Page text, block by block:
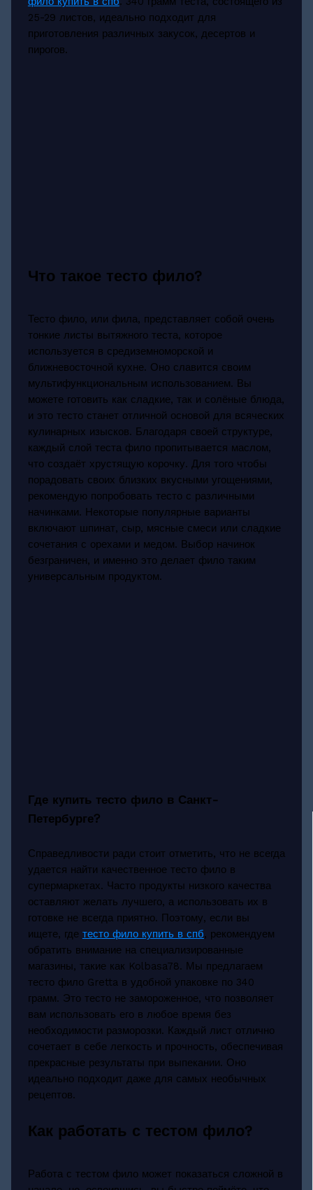
25-29 листов, идеально подходит для
приготовления различных закусок, десертов и
пирогов.
Что такое тесто фило?
Тесто фило, или фила, представляет собой очень
тонкие листы вытяжного теста, которое
используется в средиземноморской и
ближневосточной кухне. Оно славится своим
мультифункциональным использованием. Вы
можете готовить как сладкие, так и солёные блюда,
и это тесто станет отличной основой для всяческих
кулинарных изысков. Благодаря своей структуре,
каждый слой теста фило пропитывается маслом,
что создаёт хрустящую корочку. Для того чтобы
порадовать своих близких вкусными угощениями,
рекомендую попробовать тесто с различными
начинками. Некоторые популярные варианты
включают шпинат, сыр, мясные смеси или сладкие
сочетания с орехами и медом. Выбор начинок
безграничен, и именно это делает фило таким
универсальным продуктом.
Где купить тесто фило в Санкт-
Петербурге?
Справедливости ради стоит отметить, что не всегда
удается найти качественное тесто фило в
супермаркетах. Часто продукты низкого качества
оставляют желать лучшего, а использовать их в
готовке не всегда приятно. Поэтому, если вы
ищете, где тесто фило купить в спб, рекомендуем
обратить внимание на специализированные
магазины, такие как Kolbasa78. Мы предлагаем
тесто фило Gretta в удобной упаковке по 340
грамм. Это тесто не замороженное, что позволяет
вам использовать его в любое время без
необходимости разморозки. Каждый лист отлично
сочетает в себе легкость и прочность, обеспечивая
прекрасные результаты при выпекании. Оно
идеально подходит даже для самых необычных
рецептов.
Как работать с тестом фило?
Работа с тестом фило может показаться сложной в